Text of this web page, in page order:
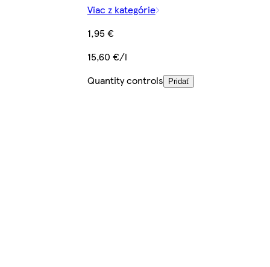
Viac z kategórie
1,95 €
15,60 €/l
Quantity controls
Pridať